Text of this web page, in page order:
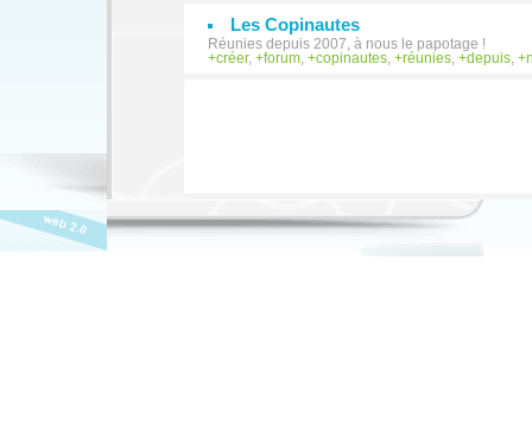
Les Copinautes
Réunies depuis 2007, à nous le papotage !
créer, forum copinautes réunies depuis